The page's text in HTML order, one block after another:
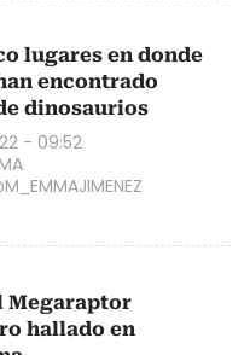
lugares en donde
encontrado
dinosaurios
- 09:52
Megaraptor
hallado en